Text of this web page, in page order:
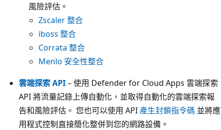
風險評估。
Zscaler 整合
iboss 整合
Corrata 整合
Menlo 安全性整合
雲端探索 API– 使用 Defender for Cloud Apps 雲端探索
API 將流量記錄上傳自動化，並取得自動化的雲端探索報
告和風險評估。 您也可以使用 API 產生封鎖指令碼 並將應
用程式控制直接簡化整併到您的網路設備。